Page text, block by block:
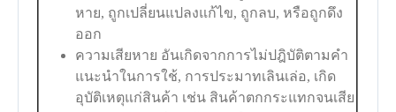
หาย, ถูกเปลี่ยนแปลงแก้ไข, ถูกลบ, หรือถูกดึง
ออก
ความเสียหาย อันเกิดจากการไม่ปฎิบัติตามคำ
แนะนำในการใช้, การประมาทเลินเล่อ, เกิด
อุบัติเหตุแก่สินค้า เช่น สินค้าตกกระแทกจนเสีย